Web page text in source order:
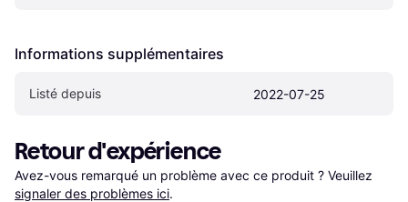
Informations supplémentaires
Listé depuis 2022-07-25
Retour d'expérience
Avez-vous remarqué un problème avec ce produit ? Veuillez
signaler des problèmes ici.